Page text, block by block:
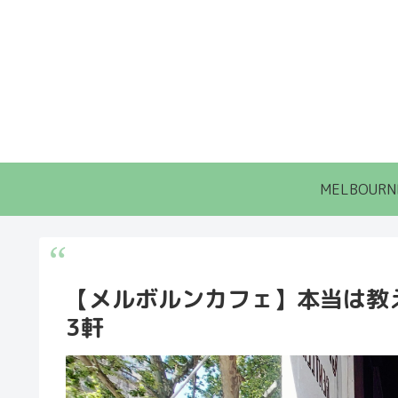
【メルボルンカフェ】本当は
3軒